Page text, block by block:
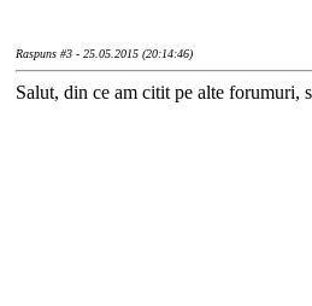
Raspuns #3 - 25.05.2015 (20:14:46)
Salut, din ce am citit pe alte forumuri,